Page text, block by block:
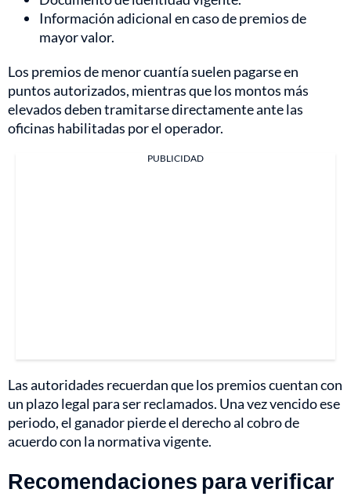
Información adicional en caso de premios de
mayor valor.
Los premios de menor cuantía suelen pagarse en
puntos autorizados, mientras que los montos más
elevados deben tramitarse directamente ante las
oficinas habilitadas por el operador.
PUBLICIDAD
Las autoridades recuerdan que los premios cuentan con
un plazo legal para ser reclamados. Una vez vencido ese
periodo, el ganador pierde el derecho al cobro de
acuerdo con la normativa vigente.
Recomendaciones para verificar